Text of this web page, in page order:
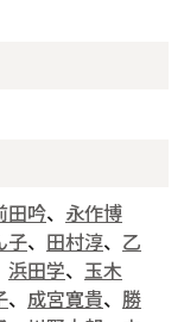
田吟、 永作博
子、 田村淳、 乙
浜田学、 玉木
、 成宮寛貴、 勝